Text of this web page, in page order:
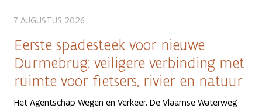
7 AUGUSTUS 2026
Eerste spadesteek voor nieuwe
Durmebrug: veiligere verbinding met
ruimte voor fietsers, rivier en natuur
Het Agentschap Wegen en Verkeer, De Vlaamse Waterweg